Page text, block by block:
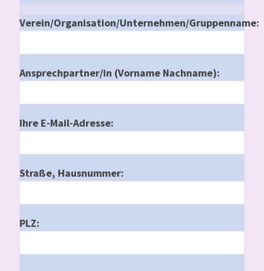
Verein/Organisation/Unternehmen/Gruppenname:
Ansprechpartner/in (Vorname Nachname):
Ihre E-Mail-Adresse:
Straße, Hausnummer:
PLZ: